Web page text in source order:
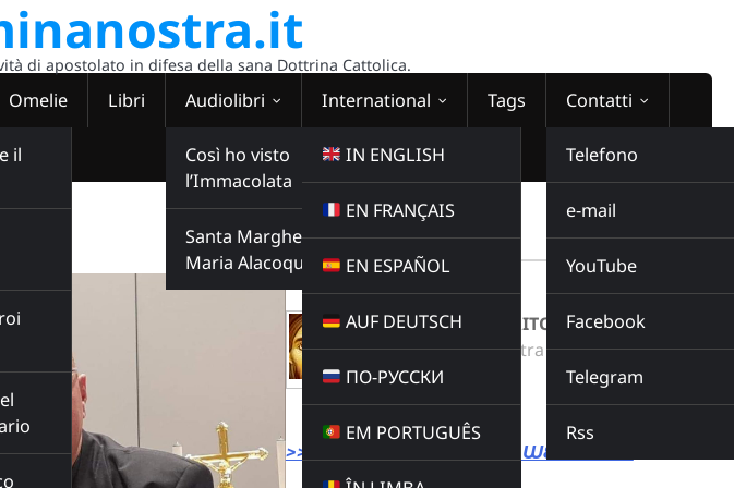
di apostolato in difesa della sana Dottrina Cattolica.
il
Omelie Libri Audiolibri
Così ho visto
l’Immacolata
Santa Margherita
Maria Alacoque
International
IN ENGLISH
EN FRANÇAIS
EN ESPAÑOL
AUF DEUTSCH
ПО-РУССКИ
EM PORTUGUÊS
Tags Contatti
Telefono
e-mail
YouTube
Facebook
Telegram
Rss
WEBRADIO
00:00:00
VIENI SANTO SPIRITO DI DIO
Radio Domina Nostra
MUSICA
Buy this album
>>> LINK DIRETTO ALLA WEBRADIO